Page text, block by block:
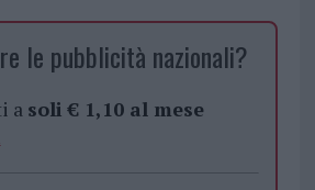
le pubblicità nazionali?
a soli € 1,10 al mese